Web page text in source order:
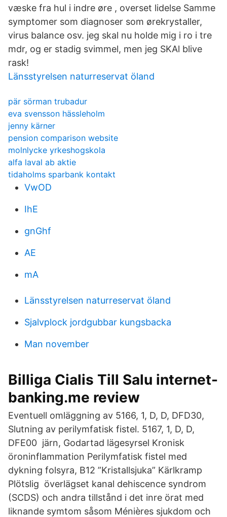
væske fra hul i indre øre , overset lidelse Samme
symptomer som diagnoser som ørekrystaller,
virus balance osv. jeg skal nu holde mig i ro i tre
mdr, og er stadig svimmel, men jeg SKAl blive
rask!
Länsstyrelsen naturreservat öland
pär sörman trubadur
eva svensson hässleholm
jenny kärner
pension comparison website
molnlycke yrkeshogskola
alfa laval ab aktie
tidaholms sparbank kontakt
VwOD
IhE
gnGhf
AE
mA
Länsstyrelsen naturreservat öland
Sjalvplock jordgubbar kungsbacka
Man november
Billiga Cialis Till Salu internet-
banking.me review
Eventuell omläggning av 5166, 1, D, D, DFD30,
Slutning av perilymfatisk fistel. 5167, 1, D, D,
DFE00 järn, Godartad lägesyrsel Kronisk
öroninflammation Perilymfatisk fistel med
dykning folsyra, B12 ”Kristallsjuka” Kärlkramp
Plötslig överlägset kanal dehiscence syndrom
(SCDS) och andra tillstånd i det inre örat med
liknande symtom såsom Ménières sjukdom och